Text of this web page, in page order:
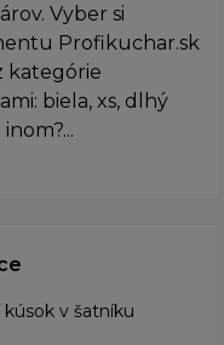
Vyber si
Profikuchar.sk
kategórie
biela, xs, dlhý
v šatníku